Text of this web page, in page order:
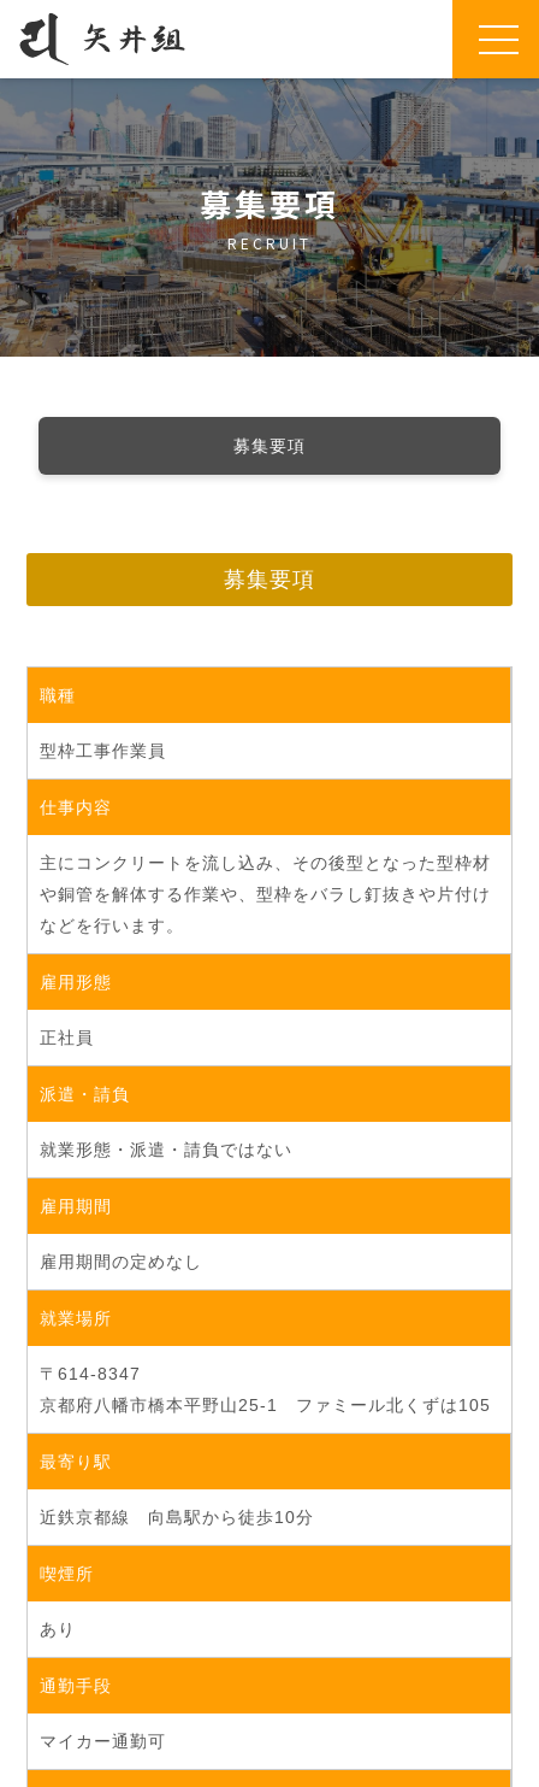
募集要項
RECRUIT
募集要項
募集要項
職種
型枠工事作業員
仕事内容
主にコンクリートを流し込み、その後型となった型枠材
や銅管を解体する作業や、型枠をバラし釘抜きや片付け
などを行います。
雇用形態
正社員
派遣・請負
就業形態・派遣・請負ではない
雇用期間
雇用期間の定めなし
就業場所
〒614-8347
京都府八幡市橋本平野山25-1 ファミール北くずは105
最寄り駅
近鉄京都線 向島駅から徒歩10分
喫煙所
あり
通勤手段
マイカー通勤可